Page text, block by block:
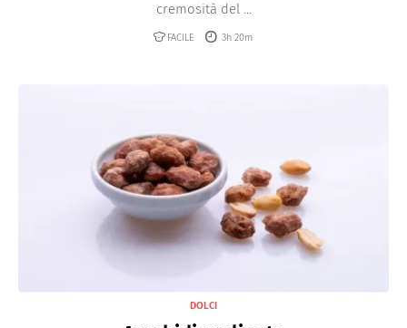
cremosità del ...
FACILE 3h 20m
DOLCI